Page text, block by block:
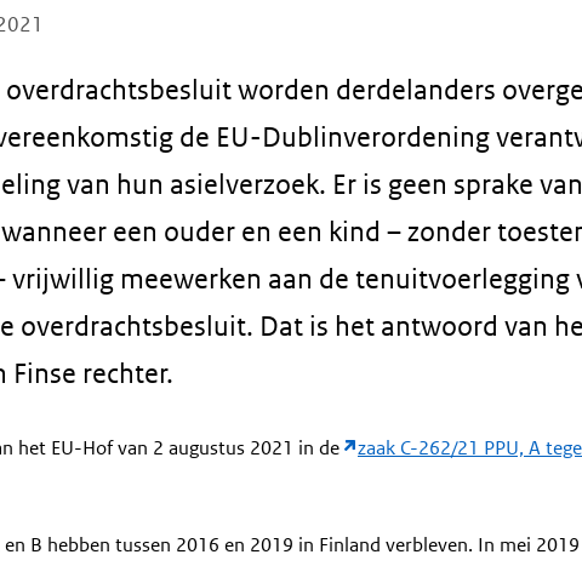
overdrachtsbesluit worden derdelanders
de EU-Dublinverordening
van hun asielverzoek. Er is geen sprake van
een ouder en een kind – zonder
vrijwillig meewerken aan de tenuitvoerlegging
overdrachtsbesluit. Dat is het antwoord van
Finse rechter.
het EU-Hof van 2 augustus 2021 in de zaak C-262/21 PPU, A
B hebben tussen 2016 en 2019 in Finland verbleven. In mei